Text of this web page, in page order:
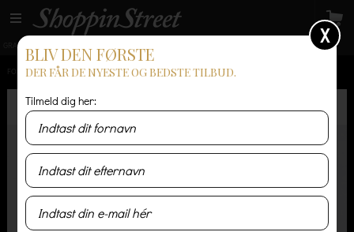
GRATIS LEVERING
FORSIDE / HERRE / SKJORTER / PORTUGUESE NATIVO SHIRT
X
BLIV DEN FØRSTE
DER FÅR DE NYESTE OG BEDSTE TILBUD.
Tilmeld dig her: